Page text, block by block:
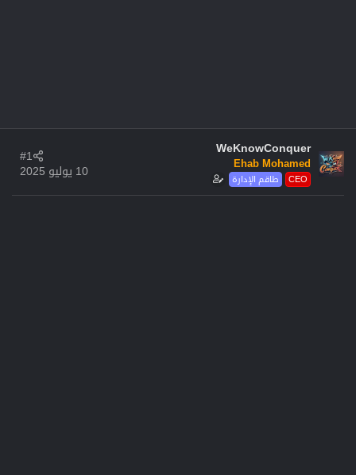
WeKnowConquer
Ehab Mohamed
طاقم الإدارة CEO
10 يوليو 2025
#1